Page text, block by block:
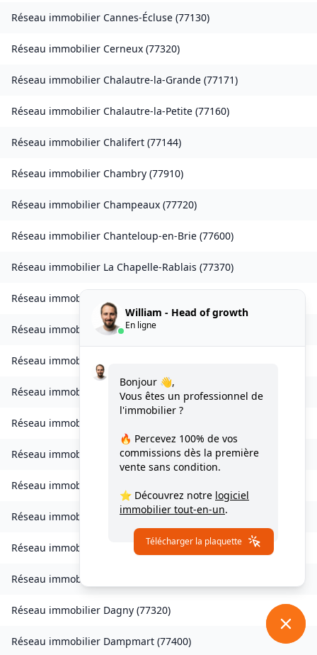
Réseau immobilier Cannes-Écluse (77130)
Réseau immobilier Cerneux (77320)
Réseau immobilier Chalautre-la-Grande (77171)
Réseau immobilier Chalautre-la-Petite (77160)
Réseau immobilier Chalifert (77144)
Réseau immobilier Chambry (77910)
Réseau immobilier Champeaux (77720)
Réseau immobilier Chanteloup-en-Brie (77600)
Réseau immobilier La Chapelle-Rablais (77370)
Réseau immobilier
Réseau immobilierCharmentray
Réseau immobilier
Réseau immobilier Chessy( 77700)
Réseau immobilier
Réseau immobilier Compans(77290 )
Réseau immobilier
Réseau immobilier Coupvray(77700)
Réseau immobilier Courchamp(77560
Réseau immobilier
Réseau immobilier Dagny (77320)
Réseau immobilier Dampmart (77400)
William - Head of growth
En ligne
Bonjour 👋,
Vous êtes un professionnel de
l'immobilier ?
🔥 Percevez 100% de vos
commissions dès la première
vente sans condition.
⭐ Découvrez notre logiciel
immobilier tout-en-un.
Télécharger la plaquette